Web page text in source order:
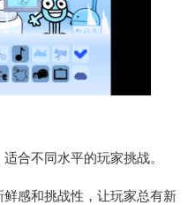
合不同水平的玩家挑战。
感和挑战性，让玩家总有新